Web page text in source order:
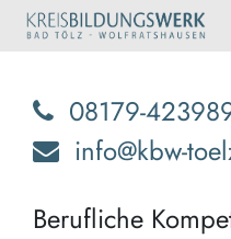
08179-
info@kbw-
Berufliche